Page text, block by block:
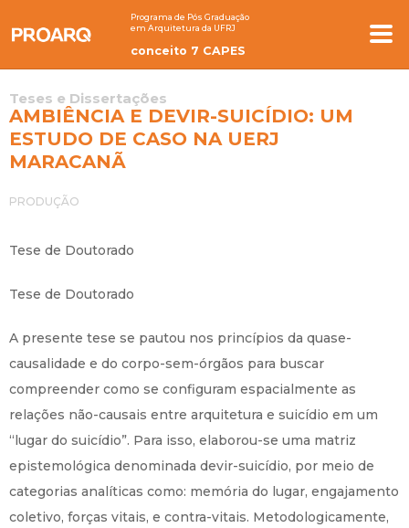
Programa de Pós Graduação
em Arquitetura da UFRJ
conceito 7 CAPES
Teses e Dissertações
AMBIÊNCIA E DEVIR-SUICÍDIO: UM
ESTUDO DE CASO NA UERJ
MARACANÃ
PRODUÇÃO
Tese de Doutorado
Tese de Doutorado
A presente tese se pautou nos princípios da quase-
causalidade e do corpo-sem-órgãos para buscar
compreender como se configuram espacialmente as
relações não-causais entre arquitetura e suicídio em um
“lugar do suicídio”. Para isso, elaborou-se uma matriz
epistemológica denominada devir-suicídio, por meio de
categorias analíticas como: memória do lugar, engajamento
coletivo, forças vitais, e contra-vitais. Metodologicamente,